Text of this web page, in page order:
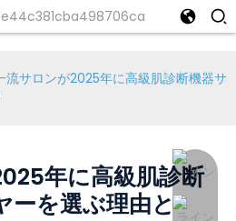
流サロンが2025年に高級肌診断機器サ
年に高級肌診断
ーを選ぶ理由と